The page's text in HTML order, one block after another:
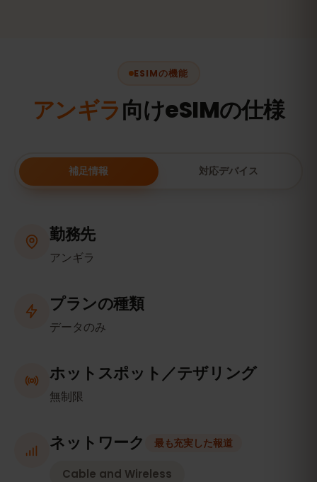
ESIMの機能
アンギラ向けeSIMの仕様
補足情報 対応デバイス
勤務先
アンギラ
プランの種類
データのみ
ホットスポット／テザリング
無制限
ネットワーク 最も充実した報道
Cable and Wireless